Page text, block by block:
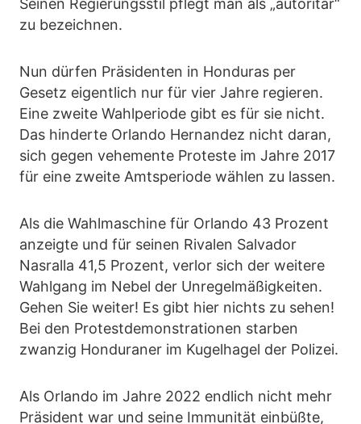
Seinen Regierungsstil pflegt man als „autoritär“
zu bezeichnen.
Nun dürfen Präsidenten in Honduras per
Gesetz eigentlich nur für vier Jahre regieren.
Eine zweite Wahlperiode gibt es für sie nicht.
Das hinderte Orlando Hernandez nicht daran,
sich gegen vehemente Proteste im Jahre 2017
für eine zweite Amtsperiode wählen zu lassen.
Als die Wahlmaschine für Orlando 43 Prozent
anzeigte und für seinen Rivalen Salvador
Nasralla 41,5 Prozent, verlor sich der weitere
Wahlgang im Nebel der Unregelmäßigkeiten.
Gehen Sie weiter! Es gibt hier nichts zu sehen!
Bei den Protestdemonstrationen starben
zwanzig Honduraner im Kugelhagel der Polizei.
Als Orlando im Jahre 2022 endlich nicht mehr
Präsident war und seine Immunität einbüßte,